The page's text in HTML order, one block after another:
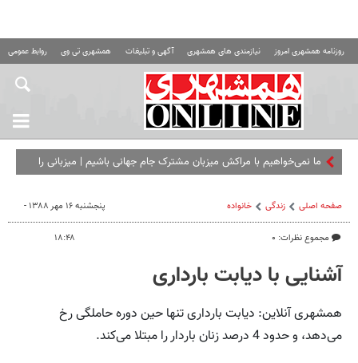
روزنامه همشهری امروز نیازمندی های همشهری آگهی و تبلیغات همشهری تی وی روابط عمومی
ما نمی‌خواهیم با مراکش میزبان مشترک جام جهانی باشیم |‌ میزبانی را
صفحه اصلی زندگی خانواده
مجموع نظرات: ۰
پنجشنبه ۱۶ مهر ۱۳۸۸ -
۱۸:۴۸
آشنایی با دیابت بارداری
همشهری آنلاین: دیابت بارداری تنها حین دوره حاملگی رخ
می‌دهد، و حدود 4 درصد زنان باردار را مبتلا می‌کند.